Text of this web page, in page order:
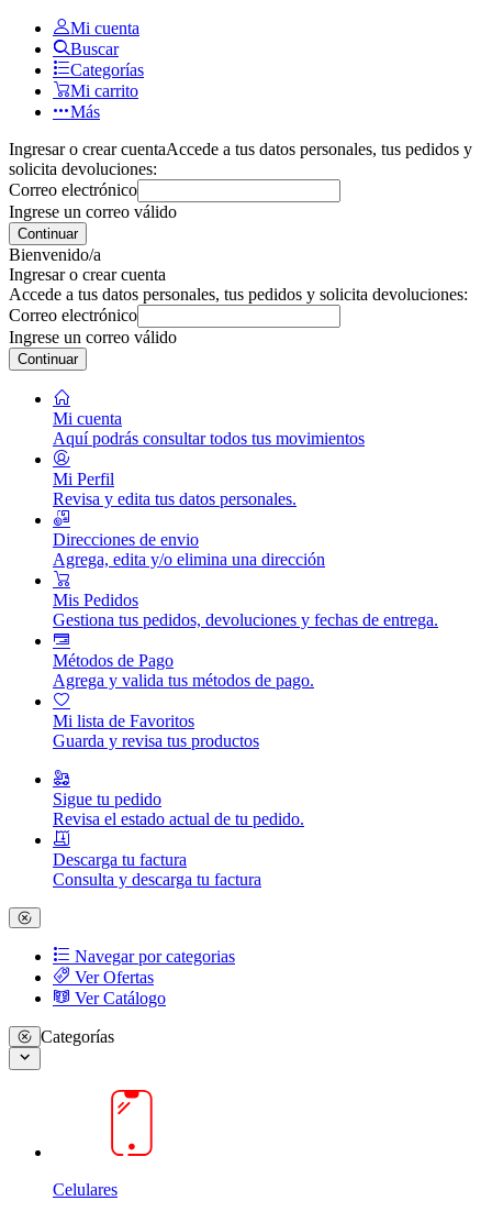
Mi cuenta
Buscar
Categorías
Mi carrito
Más
Ingresar o crear cuentaAccede a tus datos personales, tus pedidos y
solicita devoluciones:
Correo electrónico
Ingrese un correo válido
Continuar
Bienvenido/a
Ingresar o crear cuenta
Accede a tus datos personales, tus pedidos y solicita devoluciones:
Correo electrónico
Ingrese un correo válido
Continuar
Mi cuenta
Aquí podrás consultar todos tus movimientos
Mi Perfil
Revisa y edita tus datos personales.
Direcciones de envio
Agrega, edita y/o elimina una dirección
Mis Pedidos
Gestiona tus pedidos, devoluciones y fechas de entrega.
Métodos de Pago
Agrega y valida tus métodos de pago.
Mi lista de Favoritos
Guarda y revisa tus productos
Sigue tu pedido
Revisa el estado actual de tu pedido.
Descarga tu factura
Consulta y descarga tu factura
Navegar por categorias
Ver Ofertas
Ver Catálogo
Categorías
Celulares